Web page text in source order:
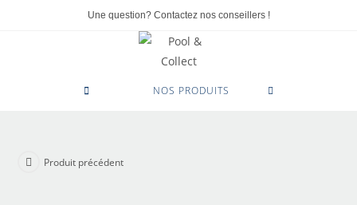
Une question? Contactez nos conseillers !
NOS PRODUITS
Produit précédent